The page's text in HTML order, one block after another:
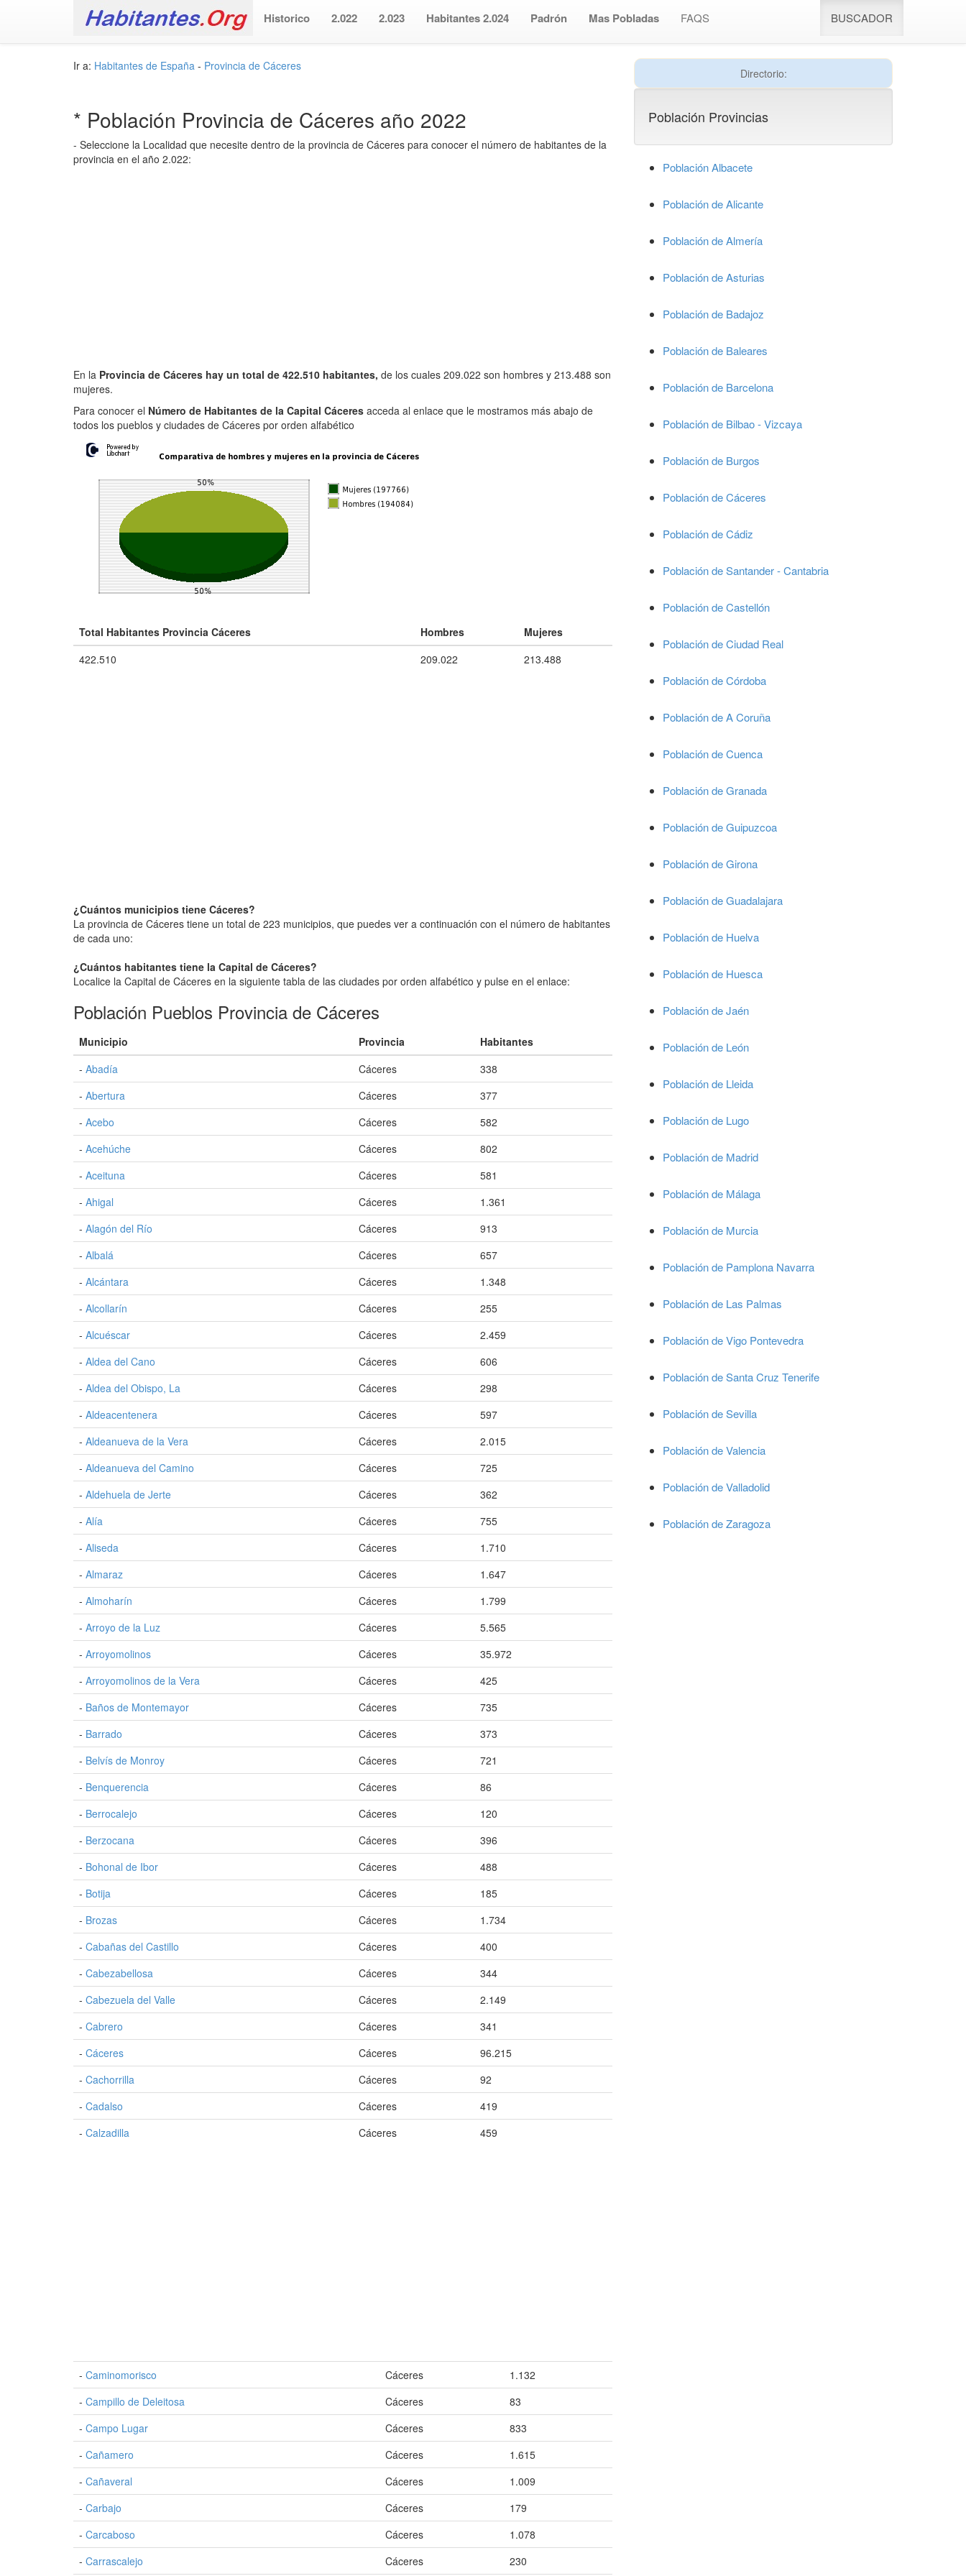
Historico 2.022 2.023 Habitantes 2.024 Padrón Mas Pobladas FAQS BUSCADOR
Ir a: Habitantes de España - Provincia de Cáceres
* Población Provincia de Cáceres año 2022
- Seleccione la Localidad que necesite dentro de la provincia de Cáceres para conocer el número de habitantes de la
provincia en el año 2.022:
En la Provincia de Cáceres hay un total de 422.510 habitantes, de los cuales 209.022 son hombres y 213.488 son
mujeres.
Para conocer el Número de Habitantes de la Capital Cáceres acceda al enlace que le mostramos más abajo de
todos los pueblos y ciudades de Cáceres por orden alfabético
Total Habitantes Provincia Cáceres Hombres
Mujeres
422.510
209.022 213.488
¿Cuántos municipios tiene Cáceres?
La provincia de Cáceres tiene un total de 223 municipios, que puedes ver a continuación con el número de habitantes
de cada uno:
¿Cuántos habitantes tiene la Capital de Cáceres?
Localice la Capital de Cáceres en la siguiente tabla de las ciudades por orden alfabético y pulse en el enlace:
Población Pueblos Provincia de Cáceres
Municipio Provincia
Habitantes
- Abadía Cáceres
338
- Abertura Cáceres
377
- Acebo Cáceres
582
- Acehúche Cáceres
802
- Aceituna Cáceres
581
- Ahigal Cáceres
1.361
- Alagón del Río Cáceres
913
- Albalá Cáceres
657
- Alcántara Cáceres
1.348
- Alcollarín Cáceres
255
- Alcuéscar Cáceres
2.459
- Aldea del Cano Cáceres
606
- Aldea del Obispo, La Cáceres
298
- Aldeacentenera Cáceres
597
- Aldeanueva de la Vera Cáceres
2.015
- Aldeanueva del Camino Cáceres
725
- Aldehuela de Jerte Cáceres
362
- Alía Cáceres
755
- Aliseda Cáceres
1.710
- Almaraz Cáceres
1.647
- Almoharín Cáceres
1.799
- Arroyo de la Luz Cáceres
5.565
- Arroyomolinos Cáceres
35.972
- Arroyomolinos de la Vera Cáceres
425
- Baños de Montemayor Cáceres
735
- Barrado Cáceres
373
- Belvís de Monroy Cáceres
721
- Benquerencia Cáceres
86
- Berrocalejo Cáceres
120
- Berzocana Cáceres
396
- Bohonal de Ibor Cáceres
488
- Botija Cáceres
185
- Brozas Cáceres
1.734
- Cabañas del Castillo Cáceres
400
- Cabezabellosa Cáceres
344
- Cabezuela del Valle Cáceres
2.149
- Cabrero Cáceres
341
- Cáceres Cáceres
96.215
- Cachorrilla Cáceres
92
- Cadalso Cáceres
419
- Calzadilla Cáceres 459
- Caminomorisco Cáceres
1.132
- Campillo de Deleitosa Cáceres
83
- Campo Lugar Cáceres
833
- Cañamero Cáceres
1.615
- Cañaveral Cáceres
1.009
- Carbajo Cáceres
179
- Carcaboso Cáceres
1.078
- Carrascalejo Cáceres 230
Directorio:
Población Provincias
Población Albacete
Población de Alicante
Población de Almería
Población de Asturias
Población de Badajoz
Población de Baleares
Población de Barcelona
Población de Bilbao - Vizcaya
Población de Burgos
Población de Cáceres
Población de Cádiz
Población de Santander - Cantabria
Población de Castellón
Población de Ciudad Real
Población de Córdoba
Población de A Coruña
Población de Cuenca
Población de Granada
Población de Guipuzcoa
Población de Girona
Población de Guadalajara
Población de Huelva
Población de Huesca
Población de Jaén
Población de León
Población de Lleida
Población de Lugo
Población de Madrid
Población de Málaga
Población de Murcia
Población de Pamplona Navarra
Población de Las Palmas
Población de Vigo Pontevedra
Población de Santa Cruz Tenerife
Población de Sevilla
Población de Valencia
Población de Valladolid
Población de Zaragoza